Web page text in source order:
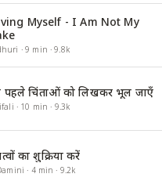
Myself - I Am Not My
·9 min ·9.8k
पहले चिंताओं को लिखकर भूल जाएँ
· 10 min · 9.3k
का शुक्रिया करें
· 4min · 9.2k